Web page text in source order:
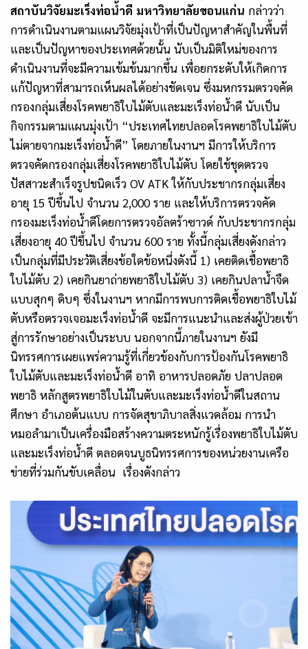
สถาบันวิจัยมะเร็งท่อน้ำดี มหาวิทยาลัยขอนแก่น กล่าวว่า
การดำเนินงานตามแผนวิจัยมุ่งเป้าที่เป็นปัญหาสำคัญในพื้นที่
และเป็นปัญหาของประเทศด้วยนั้น นับเป็นมิติใหม่ของการ
ดำเนินงานที่จะมีความเข้มข้นมากขึ้น เพื่อยกระดับให้เกิดการ
แก้ปัญหาที่สามารถเห็นผลได้อย่างชัดเจน ซึ่งมหกรรมตรวจคัด
กรองกลุ่มเสี่ยงโรคพยาธิใบไม้ตับและมะเร็งท่อน้ำดี นับเป็น
กิจกรรมตามแผนมุ่งเป้า “ประเทศไทยปลอดโรคพยาธิใบไม้ตับ
ไม่ตายจากมะเร็งท่อน้ำดี” โดยภายในงานฯ มีการให้บริการ
ตรวจคัดกรองกลุ่มเสี่ยงโรคพยาธิใบไม้ตับ โดยใช้ชุดตรวจ
ปัสสาวะสำเร็จรูปชนิดเร็ว OV ATKให้กับประชากรกลุ่มเสี่ยง
อายุ 15 ปีขึ้นไป จำนวน 2,000 ราย และให้บริการตรวจคัด
กรองมะเร็งท่อน้ำดีโดยการตรวจอัลตร้าซาวด์ กับประชากรกลุ่ม
เสี่ยงอายุ 40 ปีขึ้นไป จำนวน 600ราย ทั้งนี้กลุ่มเสี่ยงดังกล่าว
เป็นกลุ่มที่มีประวัติเสี่ยงข้อใดข้อหนึ่งดังนี้ 1) เคยติดเชื้อพยาธิ
ใบไม้ตับ 2) เคยกินยาถ่ายพยาธิใบไม้ตับ 3) เคยกินปลาน้ำจืด
แบบสุกๆ ดิบๆ ซึ่งในงานฯ หากมีการพบการติดเชื้อพยาธิใบไม้
ตับหรือตรวจเจอมะเร็งท่อน้ำดี จะมีการแนะนำและส่งผู้ป่วยเข้า
สู่การรักษาอย่างเป็นระบบ นอกจากนี้ภายในงานฯ ยังมี
นิทรรศการเผยแพร่ความรู้ที่เกี่ยวข้องกับการป้องกันโรคพยาธิ
ใบไม้ตับและมะเร็งท่อน้ำดี อาทิ อาหารปลอดภัย ปลาปลอด
พยาธิ หลักสูตรพยาธิใบไม้ในตับและมะเร็งท่อน้ำดีในสถาน
ศึกษา อำเภอต้นแบบ การจัดสุขาภิบาลสิ่งแวดล้อม การนำ
หมอลำมาเป็นเครื่องมือสร้างความตระหนักรู้เรื่องพยาธิใบไม้ตับ
และมะเร็งท่อน้ำดี ตลอดจนบูธนิทรรศการของหน่วยงานเครือ
ข่ายที่ร่วมกันขับเคลื่อน เรื่องดังกล่าว